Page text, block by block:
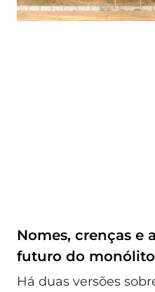
Nomes, crenças e
futuro do monólito
Há duas versões